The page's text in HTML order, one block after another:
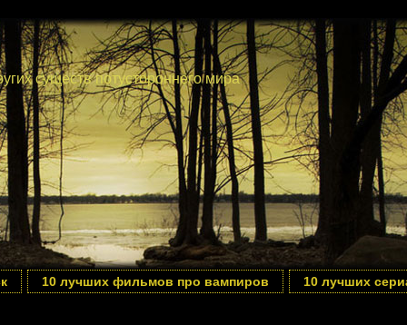
существ потустороннего мира
10 лучших фильмов про вампиров 10 лучших